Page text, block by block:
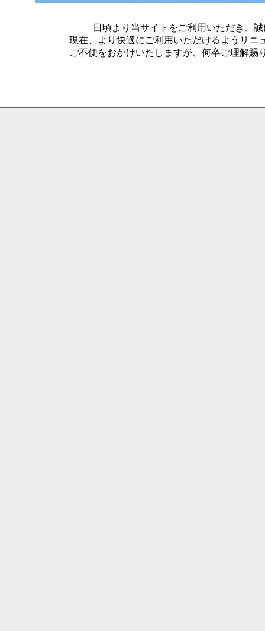
日頃より当サイトをご利用いただき、
現在、より快適にご利用いただけるようリニ
ご不便をおかけいたしますが、何卒ご理解賜